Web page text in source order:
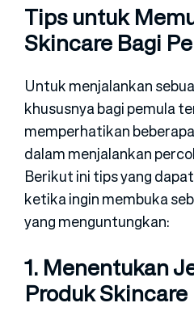
Tips untuk
Skincare Bagi
Untuk menjalankan
khususnya bagi pemula
memperhatikan
dalam menjalankan
Berikut ini tips yang
ketika ingin membuka
yang menguntungkan:
1. Menentukan
Produk Skincare